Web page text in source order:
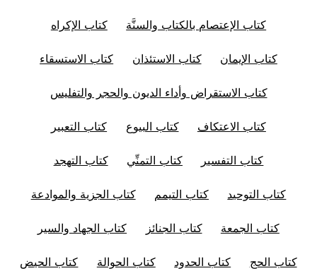
كتاب الإعتصام بالكتاب والسنَّة كتاب الإكراه
كتاب الإيمان كتاب الاستئذان كتاب الاستسقاء
كتاب الاستقراض وأداء الديون والحجر والتفليس
كتاب الاعتكاف كتاب البيوع كتاب التعبير
كتاب التفسير كتاب التمنِّي كتاب التهجد
كتاب التوحيد كتاب التيمم كتاب الجزية والموادعة
كتاب الجمعة كتاب الجنائز كتاب الجهاد والسير
كتاب الحج كتاب الحدود كتاب الحوالة كتاب الحيض